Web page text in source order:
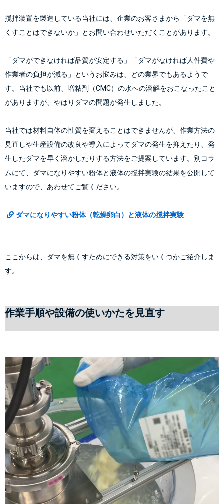
撹拌装置を製造している当社には、企業のお客さまから「ダマを無
くすことはできないか」とお問い合わせいただくことがあります。
「ダマができなければ品質が安定する」「ダマがなければ人件費や
作業者の負担が減る」というお悩みは、どの業界でもあるようで
す。当社でも以前、増粘剤（CMC）の水への溶解をおこなったこと
がありますが、やはりダマの問題が発生しました。
当社では材料自体の性質を変えることはできませんが、作業方法の
見直しや生産設備の改良や導入によってダマの発生を抑えたり、発
生したダマを早く溶かしたりする方法をご提案しています。別コラ
ムにて、ダマになりやすい粉体と液体の撹拌実験の結果を公開して
いますので、あわせてご覧ください。
ダマになりやすい粉体（乾燥卵白）と液体の撹拌実験
ここからは、ダマを無くすためにできる対策をいくつかご紹介しま
す。
作業手順や設備の使いかたを見直す